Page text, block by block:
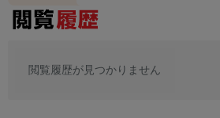
閲覧履歴が見つかりません